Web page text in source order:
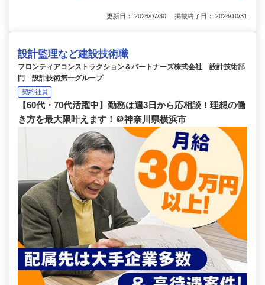
更新日： 2026/07/30 掲載終了日： 2026/10/31
設計監理など建設技術職
フロンティアコンストラクション＆パートナーズ株式会社 設計技術部
門 設計技術第一グループ
契約社員
【60代・70代活躍中】勤務は週3日から応相談！理想の働
き方を最大限叶えます！＠神奈川県横浜市